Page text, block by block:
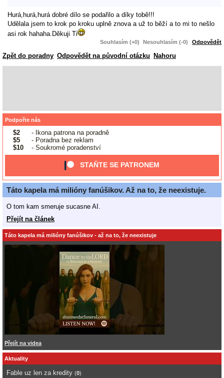
Hurá,hurá,hurá dobré dílo se podařilo a díky tobě!!!
Udělala jsem to krok po kroku uplně znova a už to běží a to mi to nešlo
asi rok hahaha.Děkuji Ti
Souhlasím (+0) Nesouhlasím (-0) Odpovědět
Zpět do poradny Odpovědět na původní otázku Nahoru
Podpořte nás
$2
- Ikona patrona na poradně
$5
- Poradna bez reklam
$10
- Soukromé poradenství
STAŇTE SE PATRONEM
Táto kapela má milióny fanúšikov. Až na to, že neexistuje.
O tom kam smeruje sucasne AI.
Přejít na článek
Táto kapela má milióny fanúšikov - až na to, že neexistuje
Přejít na videa
Aktuality
Fable uz len za kredity (0)